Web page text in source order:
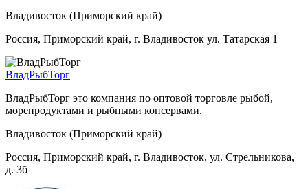
Владивосток (Приморский край)
Россия, Приморский край, г. Владивосток ул. Татарская 1
ВладРыбТорг
ВладРыбТорг это компания по оптовой торговле рыбой,
морепродуктами и рыбными консервами.
Владивосток (Приморский край)
Россия, Приморский край, г. Владивосток, ул. Стрельникова,
д. 3б